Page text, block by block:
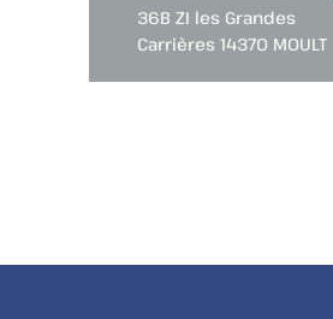
36B ZI les Grandes
Carrières 14370 MOULT